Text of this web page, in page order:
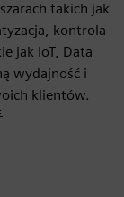
takich jak
kontrola
jak IoT, Data
wydajność i
klientów.